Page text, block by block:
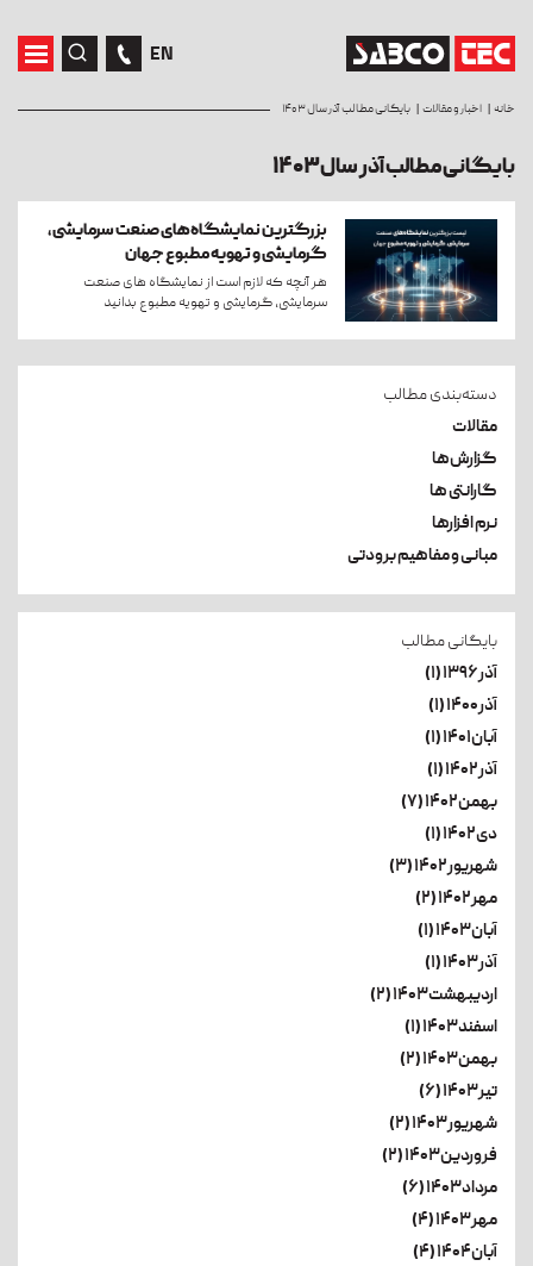
EN
خانه اخبار و مقالات بایگانی مطالب آذر سال ۱۴۰۳
بایگانی مطالب آذر سال ۱۴۰۳
بزرگترین نمایشگاه‌های صنعت سرمایشی،
گرمایشی و تهویه مطبوع جهان
هر آنچه که لازم است از نمایشگاه های صنعت
سرمایشی، گرمایشی و تهویه مطبوع بدانید
دسته‌بندی مطالب
مقالات
گزارش‌ها
گارانتی ها
نرم افزارها
مبانی و مفاهیم برودتی
بایگانی مطالب
آذر۱۳۹۶ (۱)
آذر۱۴۰۰ (۱)
آبان۱۴۰۱ (۱)
آذر۱۴۰۲ (۱)
بهمن۱۴۰۲ (۷)
دی۱۴۰۲ (۱)
شهریور۱۴۰۲ (۳)
مهر۱۴۰۲ (۲)
آبان۱۴۰۳ (۱)
آذر۱۴۰۳ (۱)
اردیبهشت۱۴۰۳ (۲)
اسفند۱۴۰۳ (۱)
بهمن۱۴۰۳ (۲)
تیر۱۴۰۳ (۶)
شهریور۱۴۰۳ (۲)
فروردین۱۴۰۳ (۲)
مرداد۱۴۰۳ (۶)
مهر۱۴۰۳ (۴)
آبان۱۴۰۴ (۴)